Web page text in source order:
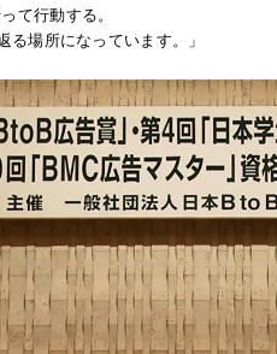
て行動する。
場所になっています。」